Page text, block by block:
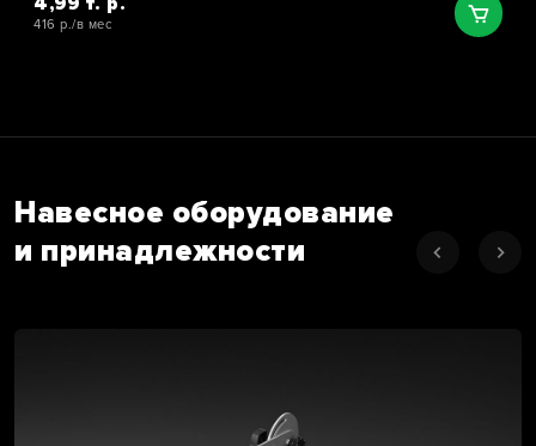
416 р./в мес
Навесное оборудование
и принадлежности